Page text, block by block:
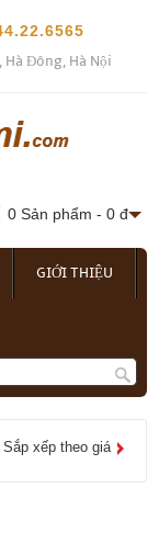
Hà Đông, Hà Nội
0 Sản phẩm - 0 đ
GIỚI THIỆU
Sắp xếp theo giá